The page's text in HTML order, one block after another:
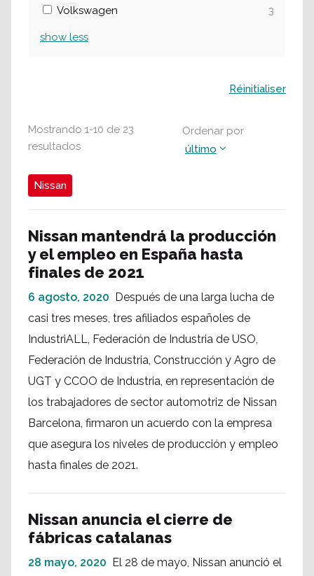
Mostrando 1-10 de 23
resultados
Ordenar por
último
Nissan
Nissan mantendrá la producción
y el empleo en España hasta
finales de 2021
6 agosto, 2020 Después de una larga lucha de
casi tres meses, tres afiliados españoles de
IndustriALL, Federación de Industria de USO,
Federación de Industria, Construcción y Agro de
UGT y CCOO de Industria, en representación de
los trabajadores de sector automotriz de Nissan
Barcelona, firmaron un acuerdo con la empresa
que asegura los niveles de producción y empleo
hasta finales de 2021.
Nissan anuncia el cierre de
fábricas catalanas
28 mayo, 2020 El 28 de mayo, Nissan anunció el
Volkswagen
3
show less
Réinitialiser